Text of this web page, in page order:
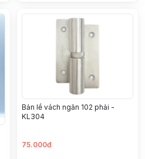
Bản lề vách ngăn 102 phải -
KL304
75.000đ